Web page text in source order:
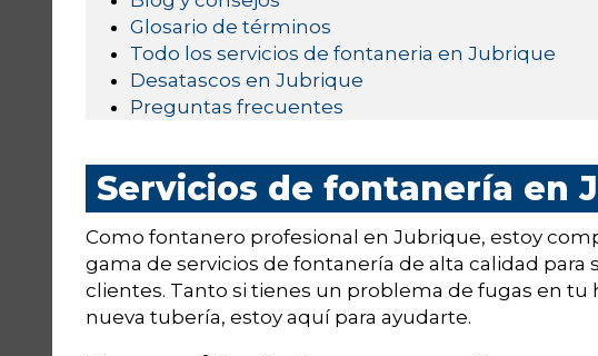
Glosario de términos
Todo los servicios de fontaneria en Jubrique
Desatascos en Jubrique
Preguntas frecuentes
Servicios de fontanería en
Como fontanero profesional en Jubrique, estoy
gama de servicios de fontanería de alta calidad para
clientes. Tanto si tienes un problema de fugas en tu
nueva tubería, estoy aquí para ayudarte.